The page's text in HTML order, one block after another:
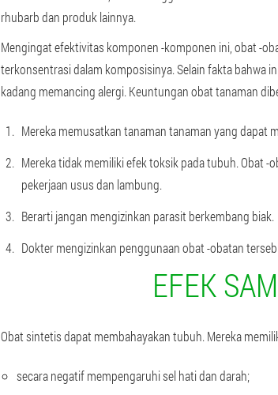
rhubarb dan produk lainnya.
Mengingat efektivitas komponen -komponen ini, obat -
terkonsentrasi dalam komposisinya. Selain fakta bahwa
kadang memancing alergi. Keuntungan obat tanaman
Mereka memusatkan tanaman tanaman yang dapat
Mereka tidak memiliki efek toksik pada tubuh. Obat
pekerjaan usus dan lambung.
Berarti jangan mengizinkan parasit berkembang biak.
Dokter mengizinkan penggunaan obat -obatan
EFEK
Obat sintetis dapat membahayakan tubuh. Mereka
secara negatif mempengaruhi sel hati dan darah;